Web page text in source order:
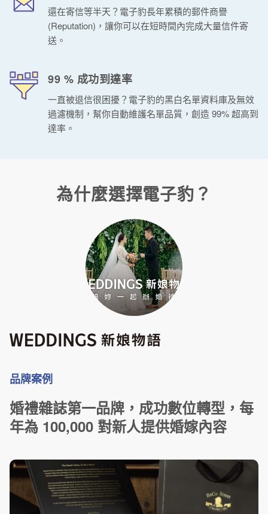
還在寄信等半天？電子豹長年累積的郵件商譽
(Reputation)，讓你可以在短時間內完成大量信件寄
送。
99 % 成功到達率
一直被退信很困擾？電子豹的黑白名單資料庫及無效
過濾機制，幫你自動維護名單品質，創造 99% 超高到
達率。
為什麼選擇電子豹？
品牌案例
婚禮雜誌第一品牌，成功數位轉型，每
年為 100,000 對新人提供婚嫁內容